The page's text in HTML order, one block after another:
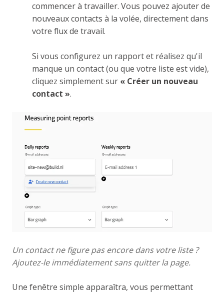
commencer à travailler. Vous pouvez ajouter de
nouveaux contacts à la volée, directement dans
votre flux de travail.
Si vous configurez un rapport et réalisez qu'il
manque un contact (ou que votre liste est vide),
cliquez simplement sur « Créer un nouveau
contact ».
Un contact ne figure pas encore dans votre liste ?
Ajoutez-le immédiatement sans quitter la page.
Une fenêtre simple apparaîtra, vous permettant